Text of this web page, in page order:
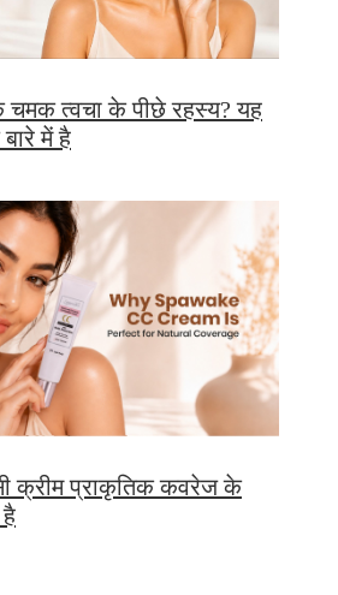
चमक त्वचा के पीछे रहस्य? यह
में है
क्रीम प्राकृतिक कवरेज के